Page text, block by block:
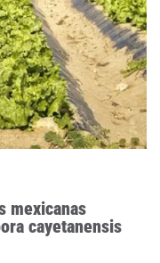
mexicanas
cayetanensis